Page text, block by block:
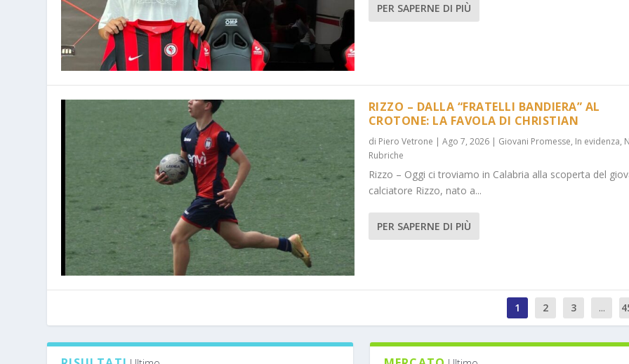
PER SAPERNE DI PIÙ
RIZZO – DALLA “FRATELLI BANDIERA” AL
CROTONE: LA FAVOLA DI CHRISTIAN
di Piero Vetrone | Ago 7, 2026| Giovani Promesse, In evidenza,
Rubriche
Rizzo – Oggi ci troviamo in Calabria alla scoperta del
calciatore Rizzo, nato a...
PER SAPERNE DI PIÙ
1 2 3 ...